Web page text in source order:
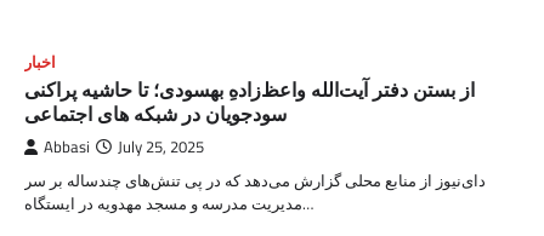
اخبار
از بستن دفتر آیت‌الله واعظ‌زادهِ بهسودی؛ تا حاشیه پراکنی
سودجویان در شبکه های اجتماعی
Abbasi July 25, 2025
دای‌نیوز از منابع محلی گزارش می‌دهد که در پی تنش‌های چندساله بر سر
مدیریت مدرسه و مسجد مهدویه در ایستگاه…